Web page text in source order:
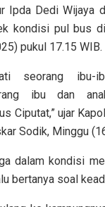
Ipda Dedi Wijaya
kondisi pul bus
pukul 17.15 WIB.
seorang ibu-
ibu dan
Ciputat,” ujar
Sodik, Minggu
dalam kondisi
bertanya soal